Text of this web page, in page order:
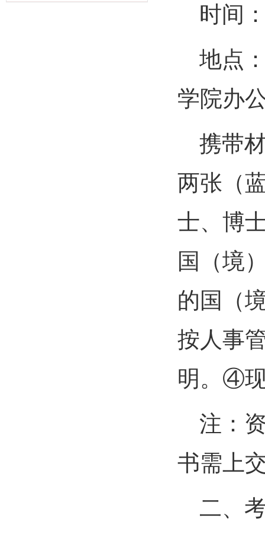
时间
地点
学院办
携带
两张（
士、博
国（境
的国（
按人事
明。④
注：
书需上
二、